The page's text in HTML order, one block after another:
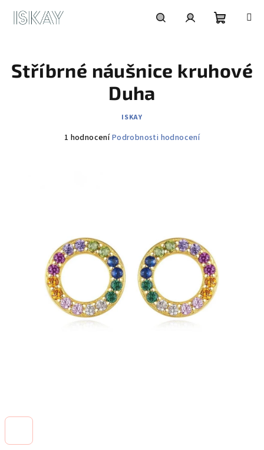
košík
Stříbrné náušnice kruhové
Duha
ISKAY
Průměrné
1 hodnoceníPodrobnosti hodnocení